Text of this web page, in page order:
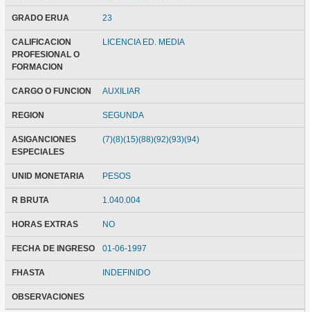
GRADO ERUA 23
CALIFICACION
PROFESIONAL O
FORMACION
LICENCIA ED. MEDIA
CARGO O FUNCION AUXILIAR
REGION SEGUNDA
ASIGANCIONES
ESPECIALES
(7)(8)(15)(88)(92)(93)(94)
UNID MONETARIA PESOS
R BRUTA 1.040.004
HORAS EXTRAS NO
FECHA DE INGRESO 01-06-1997
FHASTA INDEFINIDO
OBSERVACIONES